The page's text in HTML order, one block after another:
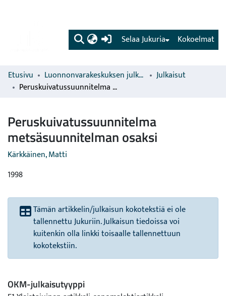
(current) Kokoelmat
Selaa Jukuria
Etusivu Luonnonvarakeskuksen julkaisut
Julkaisut
Peruskuivatussuunnitelma metsäsuunnitelman osaksi
Peruskuivatussuunnitelma
metsäsuunnitelman osaksi
Kärkkäinen, Matti
1998
Tämän artikkelin/julkaisun kokotekstiä ei ole
tallennettu Jukuriin. Julkaisun tiedoissa voi
kuitenkin olla linkki toisaalle tallennettuun
kokotekstiin.
OKM-julkaisutyyppi